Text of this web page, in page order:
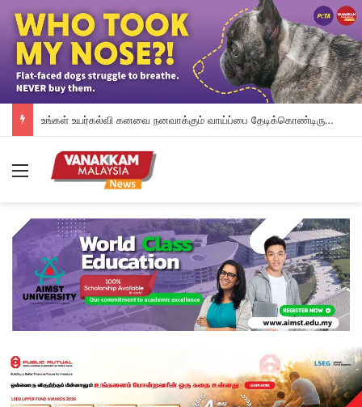
உங்கள் உயர்கல்வி கனவை நனவாக்கும் வாய்ப்பை தேடிக்கொண்டிருக்கிறீர்களா? அப்படியானால், இந்த வாய்ப்பை தவறவிடாதீர்கள்.
Menu